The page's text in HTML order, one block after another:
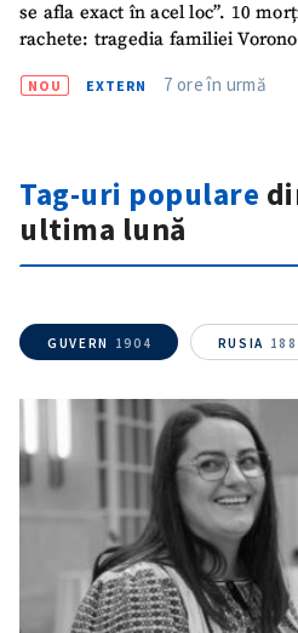
se afla exact în acel loc”. 10
rachete: tragedia familiei
NOU EXTERN 7 ore în urmă
Tag-uri populare
ultima lună
GUVERN 1904 RUSIA